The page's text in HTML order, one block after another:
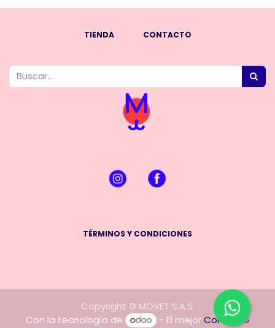
TIENDA CONTACTO
TÉRMINOS Y CONDICIONES
Copyright © MOVET S.A.S.
Con la tecnología de
- El mejorComercio